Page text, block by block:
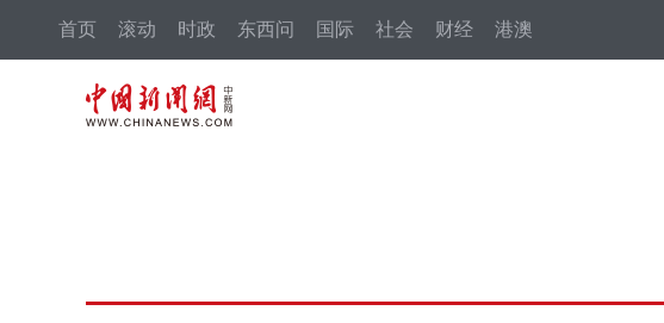
首页 滚动 时政 东西问 国际 社会 财经 港澳